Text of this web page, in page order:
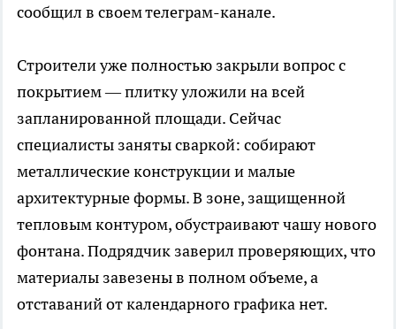
сообщил в своем телеграм-канале.
Строители уже полностью закрыли вопрос с
покрытием — плитку уложили на всей
запланированной площади. Сейчас
специалисты заняты сваркой: собирают
металлические конструкции и малые
архитектурные формы. В зоне, защищенной
тепловым контуром, обустраивают чашу нового
фонтана. Подрядчик заверил проверяющих, что
материалы завезены в полном объеме, а
отставаний от календарного графика нет.